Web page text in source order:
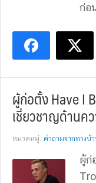
ก่อ
ผู้ก่อตั้ง Have I
เชี่ยวชาญด้านค
หมวดหมู่: คำถามจากทางบ้
ผู้ก่